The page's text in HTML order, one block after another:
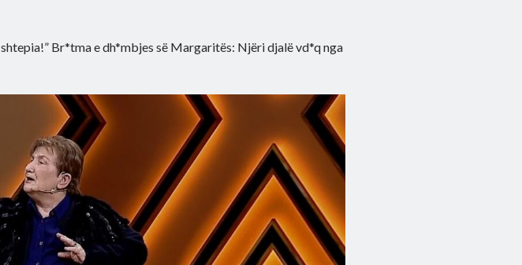
Br*tma e dh*mbjes së Margaritës: Njëri djalë vd*q nga